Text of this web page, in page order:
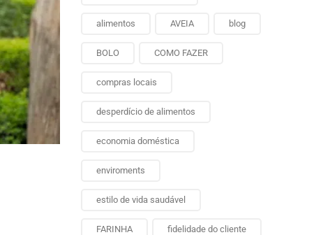
alimentos AVEIA blog
BOLO COMO FAZER
compras locais
desperdício de alimentos
economia doméstica
enviroments
estilo de vida saudável
FARINHA fidelidade do cliente